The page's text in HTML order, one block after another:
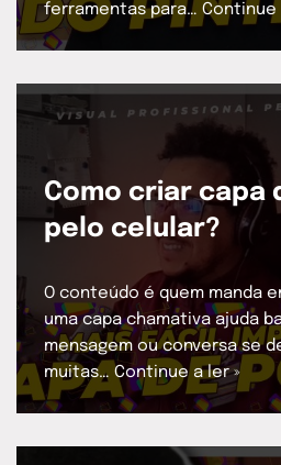
ferramentas para… Continue
Como criar capa
pelo celular?
O conteúdo é quem manda
uma capa chamativa ajuda
mensagem ou conversa se
muitas… Continue a ler »